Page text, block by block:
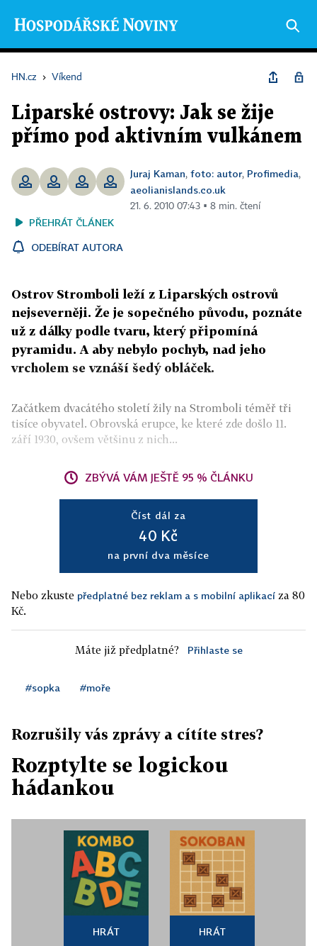
HN.cz › Víkend
Liparské ostrovy: Jak se žije
přímo pod aktivním vulkánem
Juraj Kaman, foto: autor, Profimedia,
aeolianislands.co.uk
21. 6. 2010 07:43 ▪ 8 min. čtení
PŘEHRÁT ČLÁNEK
ODEBÍRAT AUTORA
Ostrov Stromboli leží z Liparských ostrovů
nejseverněji. Že je sopečného původu, poznáte
už z dálky podle tvaru, který připomíná
pyramidu. A aby nebylo pochyb, nad jeho
vrcholem se vznáší šedý obláček.
Začátkem dvacátého století žily na Stromboli téměř tři
tisíce obyvatel. Obrovská erupce, ke které zde došlo 11.
září 1930, ovšem většinu z nich...
ZBÝVÁ VÁM JEŠTĚ 95 % ČLÁNKU
Číst dál za
40 Kč
na první dva měsíce
Nebo zkuste předplatné bez reklam a s mobilní aplikací za 80
Kč.
Máte již předplatné? Přihlaste se
#sopka #moře
Rozrušily vás zprávy a cítíte stres?
Rozptylte se logickou
hádankou
HRÁT HRÁT